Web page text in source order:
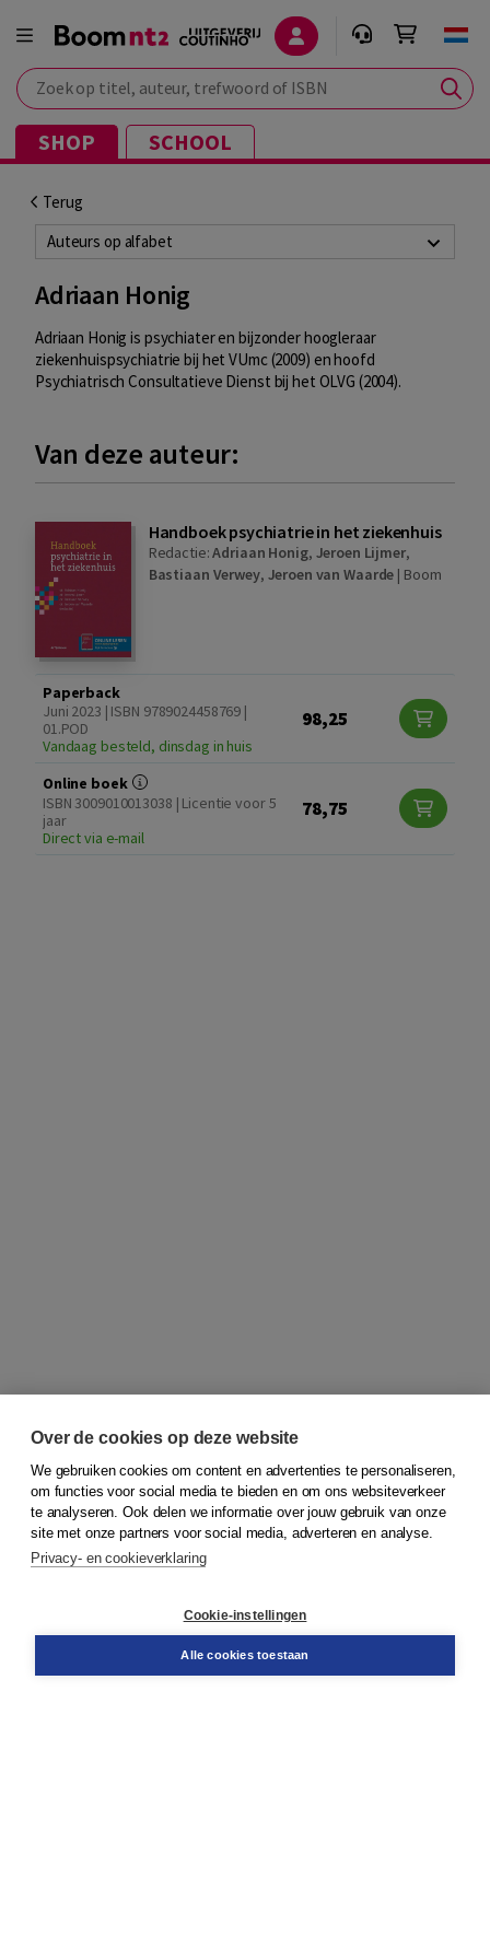
Zoek op titel, auteur, trefwoord of ISBN
SHOP SCHOOL
Terug
Auteurs op alfabet
Adriaan Honig
Adriaan Honig is psychiater en bijzonder hoogleraar
ziekenhuispsychiatrie bij het VUmc (2009) en hoofd
Psychiatrisch Consultatieve Dienst bij het OLVG (2004).
Van deze auteur:
Handboek psychiatrie in het ziekenhuis
Redactie:Adriaan Honig, Jeroen Lijmer,
Bastiaan Verwey, Jeroen van Waarde | Boom
Paperback
Juni 2023 | ISBN 9789024458769 |
01.POD
Vandaag besteld, dinsdag in huis
98,25
Online boek
ISBN 3009010013038 | Licentie voor 5
jaar
Direct via e-mail
78,75
© 2026Koninklijke Boom uitgevers
Bestellen
Over de cookies op deze website
We gebruiken cookies om content en advertenties te personaliseren,
om functies voor social media te bieden en om ons websiteverkeer
te analyseren. Ook delen we informatie over jouw gebruik van onze
site met onze partners voor social media, adverteren en analyse.
Privacy- en cookieverklaring
Cookie-instellingen
Alle cookies toestaan